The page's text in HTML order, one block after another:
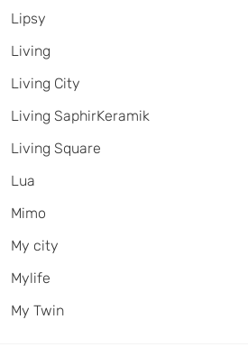
Lipsy
Living
Living City
Living SaphirKeramik
Living Square
Lua
Mimo
My city
Mylife
My Twin